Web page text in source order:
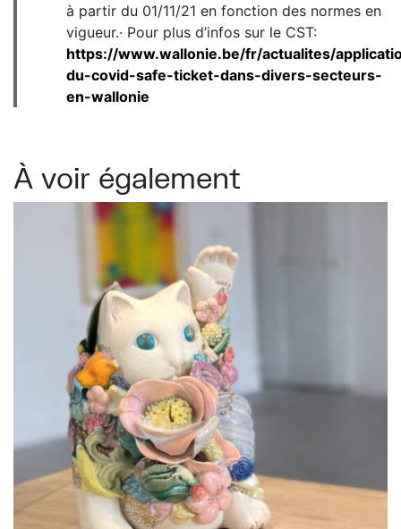
à partir du 01/11/21 en fonction des normes en
vigueur.· Pour plus d’infos sur le CST:
https://www.wallonie.be/fr/actualites/
du-covid-safe-ticket-dans-divers-secteurs-
en-wallonie
À voir également